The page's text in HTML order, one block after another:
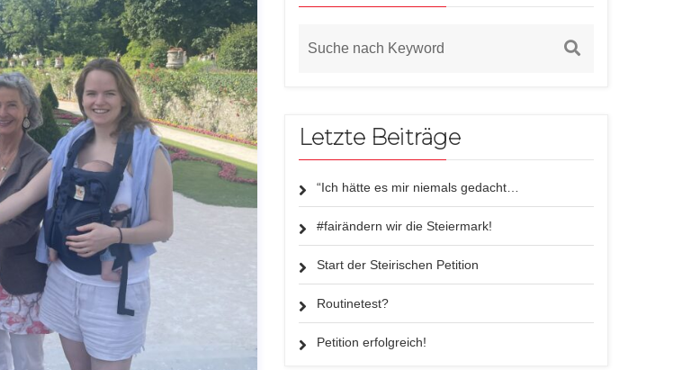
Letzte Beiträge
“Ich hätte es mir niemals gedacht…
#fairändern wir die Steiermark!
Start der Steirischen Petition
Routinetest?
Petition erfolgreich!